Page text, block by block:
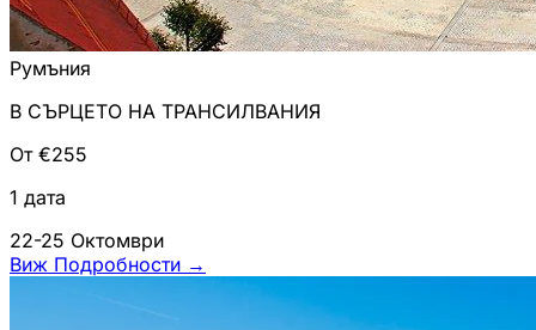
Румъния
В СЪРЦЕТО НА ТРАНСИЛВАНИЯ
От €255
1 дата
22-25 Октомври
Виж Подробности →